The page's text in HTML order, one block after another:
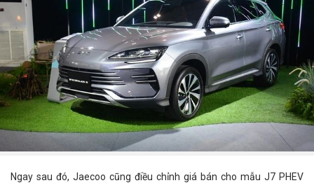
Ngay sau đó, Jaecoo cũng điều chỉnh giá bán cho mẫu J7 PHEV